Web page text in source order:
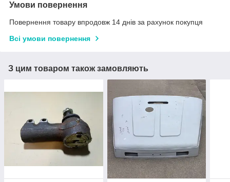
Умови повернення
Повернення товару впродовж 14 днів за рахунок покупця
Всі умови повернення
З цим товаром також замовляють